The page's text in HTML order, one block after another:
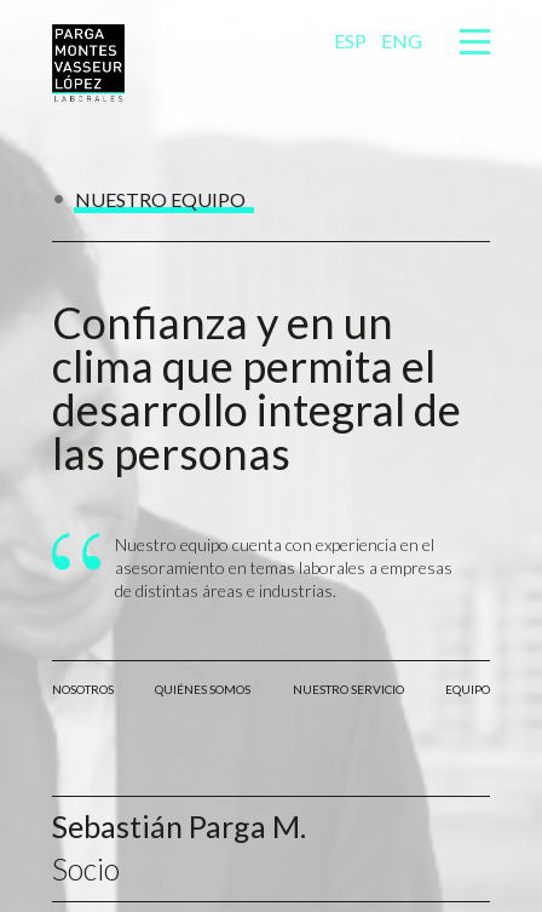
ESP ENG
NUESTRO EQUIPO
Confianza y en un
clima que permita el
desarrollo integral de
las personas
Nuestro equipo cuenta con experiencia en el
asesoramiento en temas laborales a empresas
de distintas áreas e industrias.
NOSOTROS QUIÉNES SOMOS NUESTRO SERVICIO EQUIPO
Sebastián Parga M.
Socio